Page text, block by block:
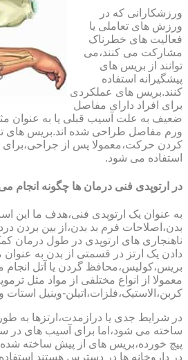
ورزشکارانی که در
ورزش های تعاملی یا
فعالیت های خطرناک
مشارکت می کنند،می
توانند از بریس های
پیشگیرانه استفاده
کنند.بریس های عملکردی
برای افراد دارای مفاصل
ضعیف به علت آسیب قبلی یا به عنوان
ورم مفاصل طراحی شده اند.بریس های
کردن حرکت،معمولا پس از جراحی،برای
استفاده می شود.
در ارتوپدی فنی درمان ها چگونه انجام
به عنوان یک ارتوپدی فنی،هدف ما این
بدن،اصلاحات فرم بد بدن،از بین بردن
ناهنجاری های ارتوپدی در طول درمان
دادن یک ارتز در قسمتی از بدن به عنوان
بریس،کولیس،محافظ گردن یا آتل انجام
معمولا از انواع مختلفی از مواد مثل
کربن،الاستیک،فلزات،اتیلن-وینیل
در شرایط جدی یا درازمدت،ارتزها به
ساخته می شود،اما برای آسیب های در
پیچ خورده،بریس های از پیش ساخته
در داروخانه ها در دسترس هستند